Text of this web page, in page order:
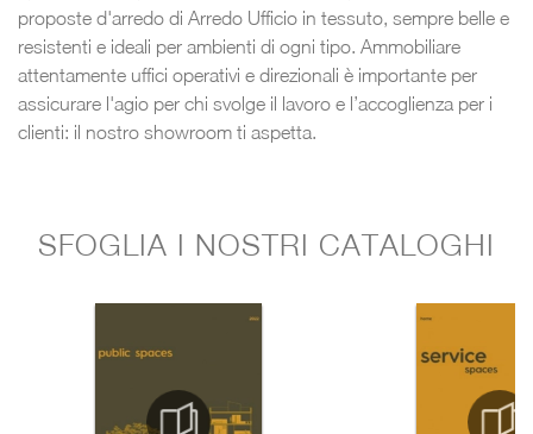
proposte d'arredo di Arredo Ufficio in tessuto, sempre belle e
resistenti e ideali per ambienti di ogni tipo. Ammobiliare
attentamente uffici operativi e direzionali è importante per
assicurare l'agio per chi svolge il lavoro e l’accoglienza per i
clienti: il nostro showroom ti aspetta.
SFOGLIA I NOSTRI CATALOGHI